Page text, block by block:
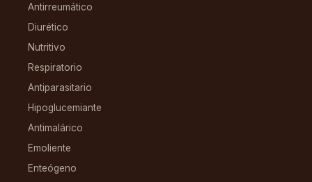
Antirreumático
Diurético
Nutritivo
Respiratorio
Antiparasitario
Hipoglucemiante
Antimalárico
Emoliente
Enteógeno